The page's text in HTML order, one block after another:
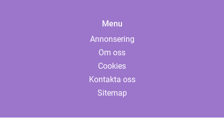
Menu
Annonsering
Om oss
Cookies
Kontakta oss
Sitemap